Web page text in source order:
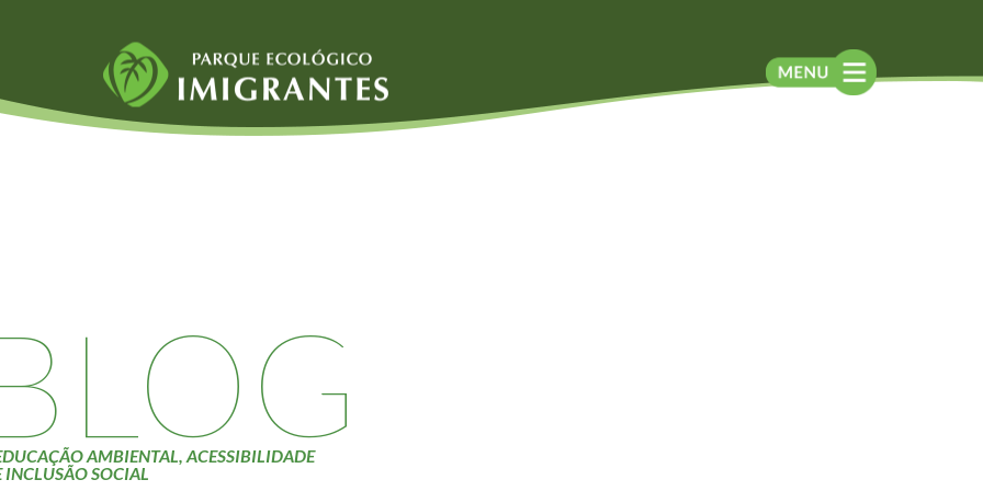
Fauna e Flora
Liquens
Tucano do Bico
Atividades Blog
AMBIENTAL, ACESSIBILIDADE
INCLUSÃO SOCIAL